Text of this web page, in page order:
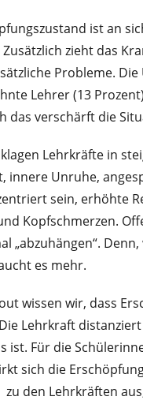
ist an
zieht das
Probleme.
Lehrer (13
das verschärft die
klagen Lehrkräfte in
innere Unruhe,
sein, erhöhte
Kopfschmerzen.
„abzuhängen“.
es mehr.
wissen wir, dass
Lehrkraft
ist. Für die
sich die
den Lehrkräften